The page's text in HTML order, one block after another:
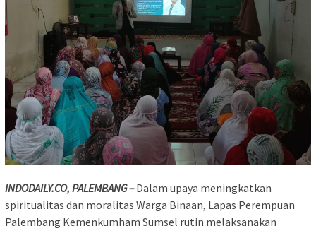
INDODAILY.CO, PALEMBANG – Dalam upaya meningkatkan
spiritualitas dan moralitas Warga Binaan, Lapas Perempuan
Palembang Kemenkumham Sumsel rutin melaksanakan